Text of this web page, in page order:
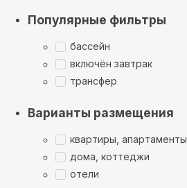
Популярные фильтры
бассейн
включён завтрак
трансфер
Варианты размещения
квартиры, апартаменты
дома, коттеджи
отели